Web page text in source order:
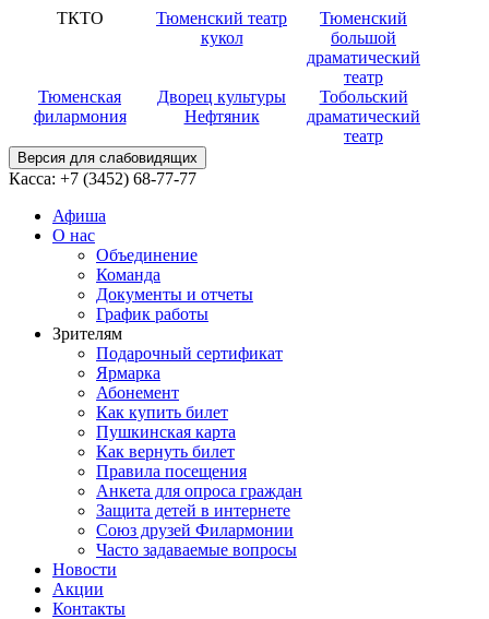
ТКТО
Тюменский театр
кукол
Тюменский
большой
драматический
театр
Тюменская
филармония
Дворец культуры
Нефтяник
Тобольский
драматический
театр
Версия для слабовидящих
Касса: +7 (3452) 68-77-77
Афиша
О нас
Объединение
Команда
Документы и отчеты
График работы
Зрителям
Подарочный сертификат
Ярмарка
Абонемент
Как купить билет
Пушкинская карта
Как вернуть билет
Правила посещения
Анкета для опроса граждан
Защита детей в интернете
Союз друзей Филармонии
Часто задаваемые вопросы
Новости
Акции
Контакты